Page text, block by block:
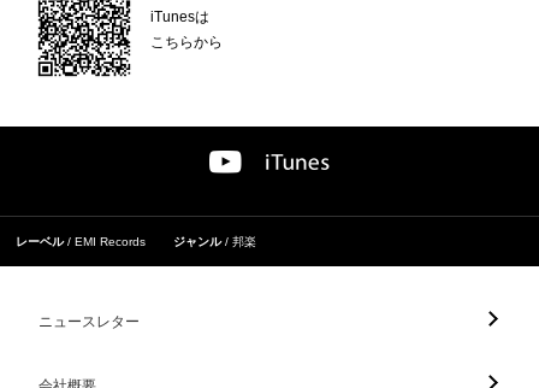
iTunesは
こちらから
レーベル EMI Records ジャンル 邦楽
ニュースレター